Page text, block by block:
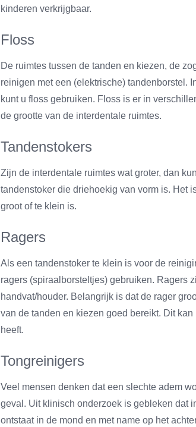
kinderen verkrijgbaar.
Floss
De ruimtes tussen de tanden en kiezen, de
reinigen met een (elektrische) tandenborstel.
kunt u floss gebruiken. Floss is er in
de grootte van de interdentale ruimtes.
Tandenstokers
Zijn de interdentale ruimtes wat groter, dan
tandenstoker die driehoekig van vorm is. Het
groot of te klein is.
Ragers
Als een tandenstoker te klein is voor de
ragers (spiraalborsteltjes) gebruiken. Ragers
handvat/houder. Belangrijk is dat de rager
van de tanden en kiezen goed bereikt. Dit
heeft.
Tongreinigers
Veel mensen denken dat een slechte adem
geval. Uit klinisch onderzoek is gebleken dat
ontstaat in de mond en met name op het